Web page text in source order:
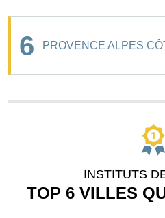
6 PROVENCE ALPES
INSTITUTS
TOP 6 VILLES